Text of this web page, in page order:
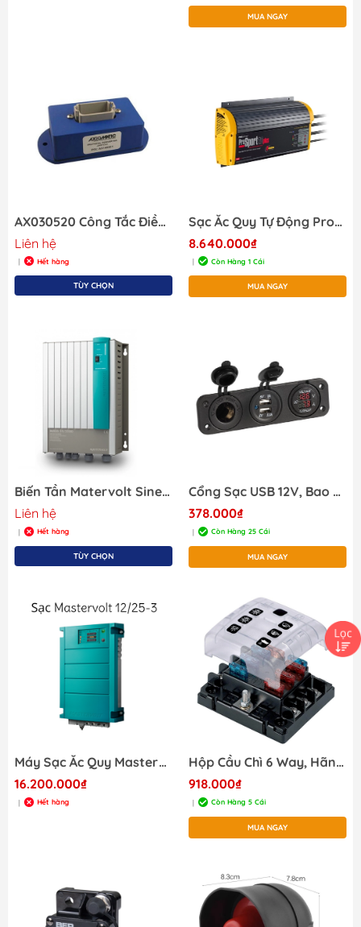
MUA NGAY
AX030520 Công Tắc Điều Khiển 1 Analog Signal
Liên hệ
Hết hàng
TÙY CHỌN
Sạc Ắc Quy Tự Động ProMarine Gen 3 ProSport 20,3 ouput, AC at 110/230V 50-60Hz, DC 12/20amps
8.640.000₫
Còn Hàng 1 Cái
MUA NGAY
Biến Tần Matervolt Sine Inverter 24/2500 at 320V, 50Hz, DC at 24V, 24022500
Liên hệ
| Hết hàng
TÙY CHỌN
Cổng Sạc USB 12V, Bao Gồm 1 Cổng Sạc Công Tắc và 1 Cổng 12V
378.000₫
| Còn Hàng 25 Cái
MUA NGAY
Máy Sạc Ắc Quy Mastervolt ChargeMaster 12/25-3, Model 44010250, Đầu vào 230 V (180-265 V), 50/60 Hz, Đầu Ra: 25 A at 13.25 V
16.200.000₫
| Hết hàng
Hộp Cầu Chì 6 Way, Hãng BEP, USA. Mã ATC 6WQC
918.000₫
| Còn Hàng 5 Cái
MUA NGAY